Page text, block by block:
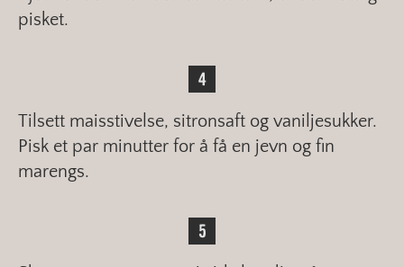
pisket.
Tilsett maisstivelse, sitronsaft og vaniljesukker.
Pisk et par minutter for å få en jevn og fin
marengs.